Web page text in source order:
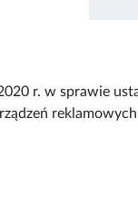
r. w sprawie